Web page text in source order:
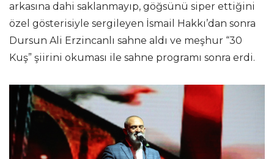
arkasına dahi saklanmayıp, göğsünü siper ettiğini
özel gösterisiyle sergileyen İsmail Hakkı’dan sonra
Dursun Ali Erzincanlı sahne aldı ve meşhur “30
Kuş” şiirini okuması ile sahne programı sonra erdi.